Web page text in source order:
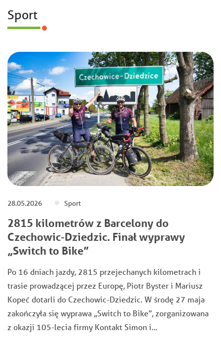
Sport
28.05.2026 Sport
2815 kilometrów z Barcelony do
Czechowic-Dziedzic. Finał wyprawy
„Switch to Bike”
Po 16 dniach jazdy, 2815 przejechanych kilometrach i
trasie prowadzącej przez Europę, Piotr Byster i Mariusz
Kopeć dotarli do Czechowic-Dziedzic. W środę 27 maja
zakończyła się wyprawa „Switch to Bike”, zorganizowana
z okazji 105-lecia firmy Kontakt Simon i…